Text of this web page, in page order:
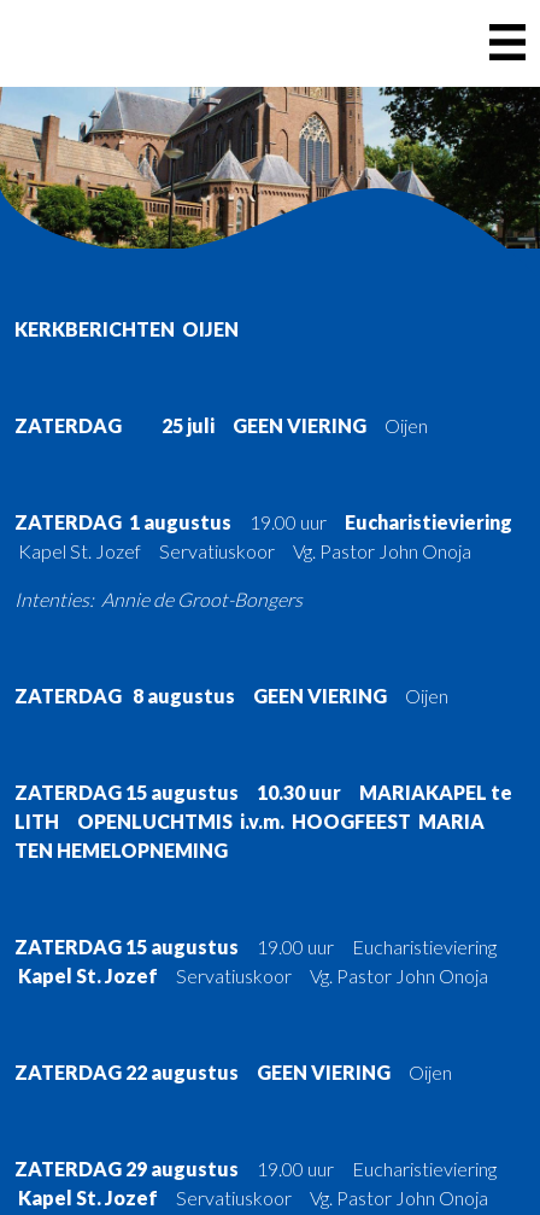
VIERINGEN
H. LAMBERTUS LITH
H. BENEDICTUS TEEFFELEN
HOME
OVER DE PAROCHIE
BEGRAAFPLAATSEN
EERSTE HEILIGE COMMUNIE - HEILIG VORMSEL
KERKBERICHTEN OIJEN
ZATERDAG 25 juli GEEN VIERING Oijen
ZATERDAG 1 augustus 19.00 uur Eucharistieviering
Kapel St. Jozef Servatiuskoor Vg. Pastor John Onoja
Intenties: Annie de Groot-Bongers
ZATERDAG 8 augustus GEEN VIERING Oijen
ZATERDAG 15 augustus 10.30 uur
MARIAKAPEL te
LITH OPENLUCHTMIS i.v.m. HOOGFEEST MARIA
TEN HEMELOPNEMING
ZATERDAG 15 augustus
19.00 uur Eucharistieviering
Kapel St. Jozef Servatiuskoor Vg. Pastor John Onoja
ZATERDAG 22 augustus GEEN VIERING Oijen
ZATERDAG 29 augustus
19.00 uur Eucharistieviering
Kapel St. Jozef Servatiuskoor Vg. Pastor John Onoja